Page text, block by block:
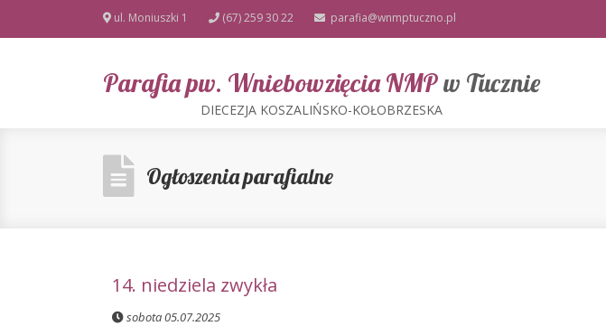
ul. Moniuszki 1 (67) 259 30 22 parafia@wnmptuczno.pl
Parafia pw. Wniebowzięcia NMPw Tucznie
DIECEZJA KOSZALIŃSKO-KOŁOBRZESKA
Ogłoszenia parafialne
14. niedziela zwykła
sobota 05.07.2025